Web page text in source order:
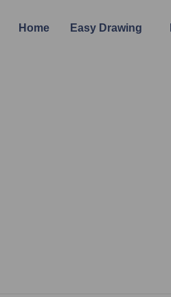
Home Easy Drawing